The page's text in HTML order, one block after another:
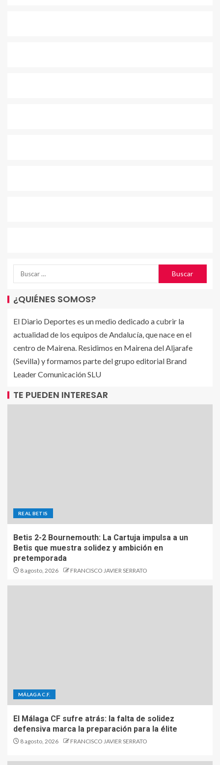
¿QUIÉNES SOMOS?
El Diario Deportes es un medio dedicado a cubrir la
actualidad de los equipos de Andalucía, que nace en el
centro de Mairena. Residimos en Mairena del Aljarafe
(Sevilla) y formamos parte del grupo editorial Brand
Leader Comunicación SLU
TE PUEDEN INTERESAR
REAL BETIS
Betis 2-2 Bournemouth: La Cartuja impulsa a un
Betis que muestra solidez y ambición en
pretemporada
8 agosto, 2026 FRANCISCO JAVIER SERRATO
MÁLAGA C.F.
El Málaga CF sufre atrás: la falta de solidez
defensiva marca la preparación para la élite
8 agosto, 2026 FRANCISCO JAVIER SERRATO